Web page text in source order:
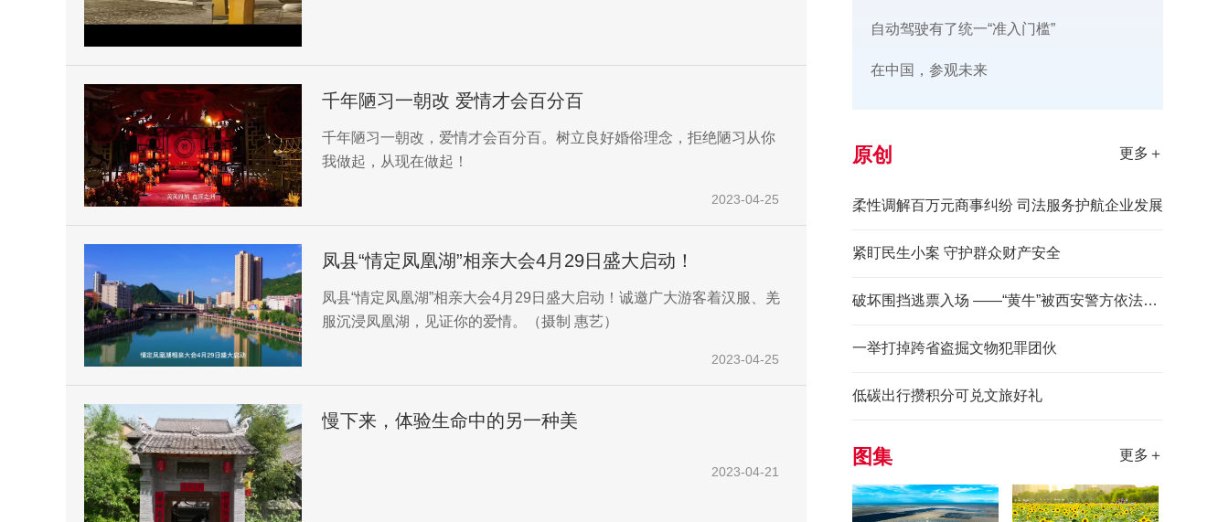
千年陋习一朝改 爱情才会百分百
千年陋习一朝改，爱情才会百分百。树立良好婚俗理念，拒绝陋习从你
我做起，从现在做起！
2023-04-25
凤县“情定凤凰湖”相亲大会4月29日盛大启动！
凤县“情定凤凰湖”相亲大会4月29日盛大启动！诚邀广大游客着汉服、羌
服沉浸凤凰湖，见证你的爱情。（摄制 惠艺）
2023-04-25
慢下来，体验生命中的另一种美
2023-04-21
自动驾驶有了统一“准入门槛”
在中国，参观未来
原创 更多＋
柔性调解百万元商事纠纷 司法服务护航企业发展
紧盯民生小案 守护群众财产安全
破坏围挡逃票入场 ——“黄牛”被西安警方依法拘留
一举打掉跨省盗掘文物犯罪团伙
低碳出行攒积分可兑文旅好礼
图集 更多＋